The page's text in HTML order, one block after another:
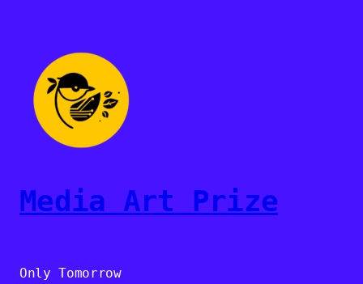
conținut
Media Art Prize
Only Tomorrow